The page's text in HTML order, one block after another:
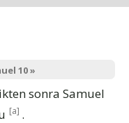
10 »
sonra Samuel
[a] .